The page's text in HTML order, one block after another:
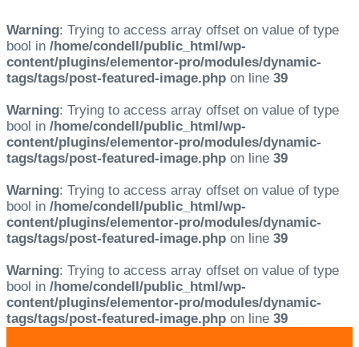
Warning: Trying to access array offset on value of type
bool in /home/condell/public_html/wp-
content/plugins/elementor-pro/modules/dynamic-
tags/tags/post-featured-image.php on line 39
Warning: Trying to access array offset on value of type
bool in /home/condell/public_html/wp-
content/plugins/elementor-pro/modules/dynamic-
tags/tags/post-featured-image.php on line 39
Warning: Trying to access array offset on value of type
bool in /home/condell/public_html/wp-
content/plugins/elementor-pro/modules/dynamic-
tags/tags/post-featured-image.php on line 39
Warning: Trying to access array offset on value of type
bool in /home/condell/public_html/wp-
content/plugins/elementor-pro/modules/dynamic-
tags/tags/post-featured-image.php on line 39